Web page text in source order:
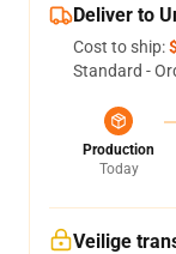
Deliver to
Cost to ship:
Standard -
Production
Today
Veilige